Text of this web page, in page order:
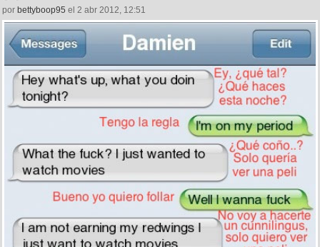
por bettyboop95 el 2 abr 2012, 12:51